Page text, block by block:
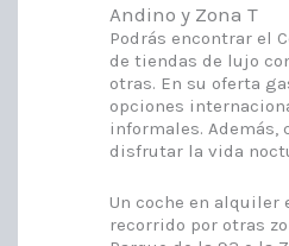
Andino y Zona T
Podrás encontrar el
de tiendas de lujo
otras. En su oferta
opciones
informales. Además,
disfrutar la vida
Un coche en alquiler
recorrido por otras